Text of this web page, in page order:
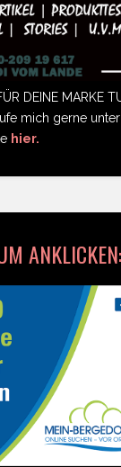
DEINE MARKE
mich gerne unter
hier.
ANKLICKEN: